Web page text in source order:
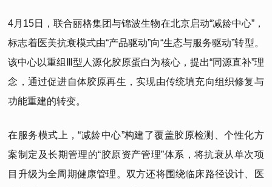
4月15日，联合丽格集团与锦波生物在北京启动“减龄中心”，
标志着医美抗衰模式由“产品驱动”向“生态与服务驱动”转型。
该中心以重组Ⅲ型人源化胶原蛋白为核心，提出“同源直补”理
念，通过促进自体胶原再生，实现由传统填充向组织修复与
功能重建的转变。
在服务模式上，“减龄中心”构建了覆盖胶原检测、个性化方
案制定及长期管理的“胶原资产管理”体系，将抗衰从单次项
目升级为全周期健康管理。双方还将围绕临床路径设计、医